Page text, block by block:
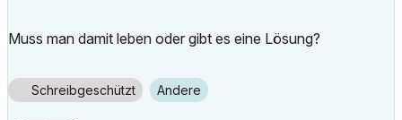
Muss man damit leben oder gibt es eine Lösung?
Schreibgeschützt Andere